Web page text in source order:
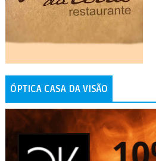
ÓPTICA CASA DA VISÃO